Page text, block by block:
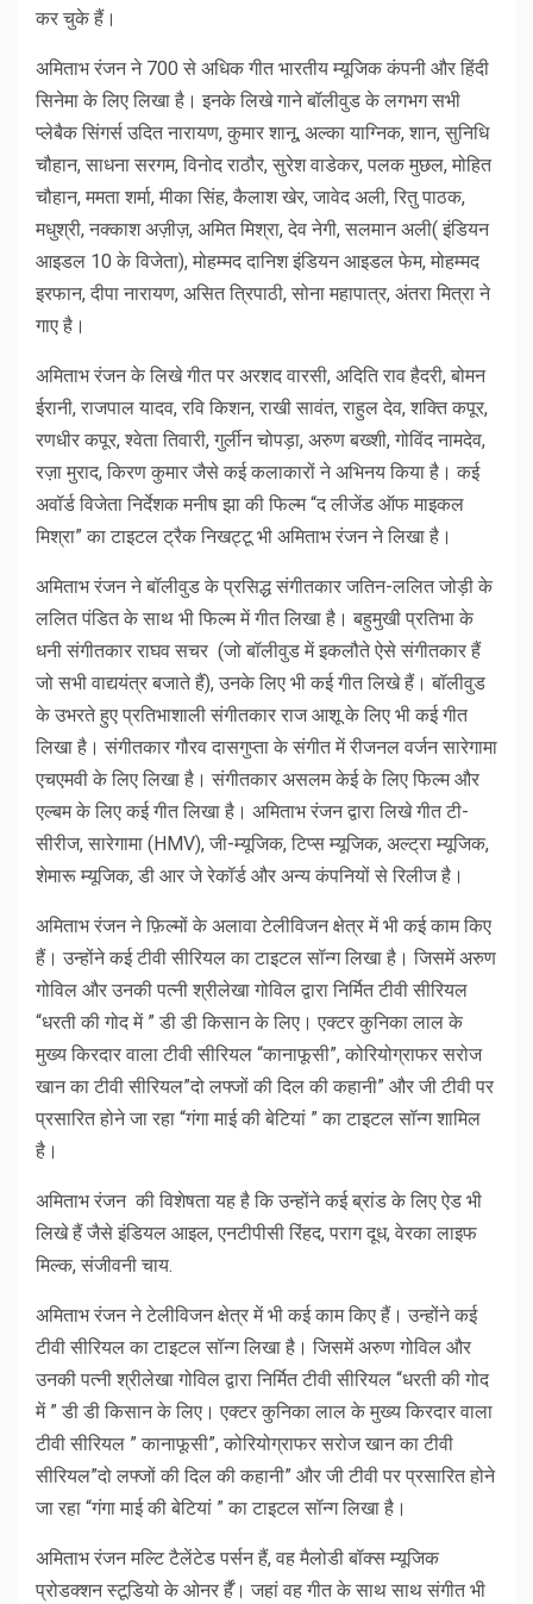
कर चुके हैं।
अमिताभ रंजन ने 700 से अधिक गीत भारतीय म्यूजिक कंपनी और हिंदी
सिनेमा के लिए लिखा है। इनके लिखे गाने बॉलीवुड के लगभग सभी
प्लेबैक सिंगर्स उदित नारायण, कुमार शानू, अल्का याग्निक, शान, सुनिधि
चौहान, साधना सरगम, विनोद राठौर, सुरेश वाडेकर, पलक मुछल, मोहित
चौहान, ममता शर्मा, मीका सिंह, कैलाश खेर, जावेद अली, रितु पाठक,
मधुश्री, नक्काश अज़ीज़, अमित मिश्रा, देव नेगी, सलमान अली( इंडियन
आइडल 10 के विजेता), मोहम्मद दानिश इंडियन आइडल फेम, मोहम्मद
इरफान, दीपा नारायण, असित त्रिपाठी, सोना महापात्र, अंतरा मित्रा ने
गाए है।
अमिताभ रंजन के लिखे गीत पर अरशद वारसी, अदिति राव हैदरी, बोमन
ईरानी, राजपाल यादव, रवि किशन, राखी सावंत, राहुल देव, शक्ति कपूर,
रणधीर कपूर, श्वेता तिवारी, गुर्लीन चोपड़ा, अरुण बख्शी, गोविंद नामदेव,
रज़ा मुराद, किरण कुमार जैसे कई कलाकारों ने अभिनय किया है। कई
अवॉर्ड विजेता निर्देशक मनीष झा की फिल्म “द लीजेंड ऑफ माइकल
मिश्रा” का टाइटल ट्रैक निखट्टू भी अमिताभ रंजन ने लिखा है।
अमिताभ रंजन ने बॉलीवुड के प्रसिद्ध संगीतकार जतिन-ललित जोड़ी के
ललित पंडित के साथ भी फिल्म में गीत लिखा है। बहुमुखी प्रतिभा के
धनी संगीतकार राघव सचर (जो बॉलीवुड में इकलौते ऐसे संगीतकार हैं
जो सभी वाद्ययंत्र बजाते हैं), उनके लिए भी कई गीत लिखे हैं। बॉलीवुड
के उभरते हुए प्रतिभाशाली संगीतकार राज आशू के लिए भी कई गीत
लिखा है। संगीतकार गौरव दासगुप्ता के संगीत में रीजनल वर्जन सारेगामा
एचएमवी के लिए लिखा है। संगीतकार असलम केई के लिए फिल्म और
एल्बम के लिए कई गीत लिखा है। अमिताभ रंजन द्वारा लिखे गीत टी-
सीरीज, सारेगामा (HMV), जी-म्यूजिक, टिप्स म्यूजिक, अल्ट्रा म्यूजिक,
शेमारू म्यूजिक, डी आर जे रेकॉर्ड और अन्य कंपनियों से रिलीज है।
अमिताभ रंजन ने फ़िल्मों के अलावा टेलीविजन क्षेत्र में भी कई काम किए
हैं। उन्होंने कई टीवी सीरियल का टाइटल सॉन्ग लिखा है। जिसमें अरुण
गोविल और उनकी पत्नी श्रीलेखा गोविल द्वारा निर्मित टीवी सीरियल
“धरती की गोद में ” डी डी किसान के लिए। एक्टर कुनिका लाल के
मुख्य किरदार वाला टीवी सीरियल “कानाफूसी”, कोरियोग्राफर सरोज
खान का टीवी सीरियल”दो लफ्जों की दिल की कहानी” और जी टीवी पर
प्रसारित होने जा रहा “गंगा माई की बेटियां ” का टाइटल सॉन्ग शामिल
है।
अमिताभ रंजन की विशेषता यह है कि उन्होंने कई ब्रांड के लिए ऐड भी
लिखे हैं जैसे इंडियल आइल, एनटीपीसी रिंहद, पराग दूध, वेरका लाइफ
मिल्क, संजीवनी चाय.
अमिताभ रंजन ने टेलीविजन क्षेत्र में भी कई काम किए हैं। उन्होंने कई
टीवी सीरियल का टाइटल सॉन्ग लिखा है। जिसमें अरुण गोविल और
उनकी पत्नी श्रीलेखा गोविल द्वारा निर्मित टीवी सीरियल “धरती की गोद
में ” डी डी किसान के लिए। एक्टर कुनिका लाल के मुख्य किरदार वाला
टीवी सीरियल ” कानाफूसी”, कोरियोग्राफर सरोज खान का टीवी
सीरियल”दो लफ्जों की दिल की कहानी” और जी टीवी पर प्रसारित होने
जा रहा “गंगा माई की बेटियां ” का टाइटल सॉन्ग लिखा है।
अमिताभ रंजन मल्टि टैलेंटेड पर्सन हैं, वह मैलोडी बॉक्स म्यूजिक
प्रोडक्शन स्टूडियो के ओनर र्हैं। जहां वह गीत के साथ साथ संगीत भी